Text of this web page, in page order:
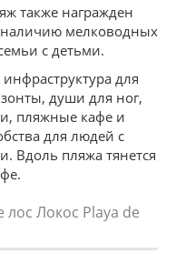
также награжден
наличию мелководных
с детьми.
для
души для ног,
пляжные кафе и
для людей с
Вдоль пляжа тянется
Локос Playa de